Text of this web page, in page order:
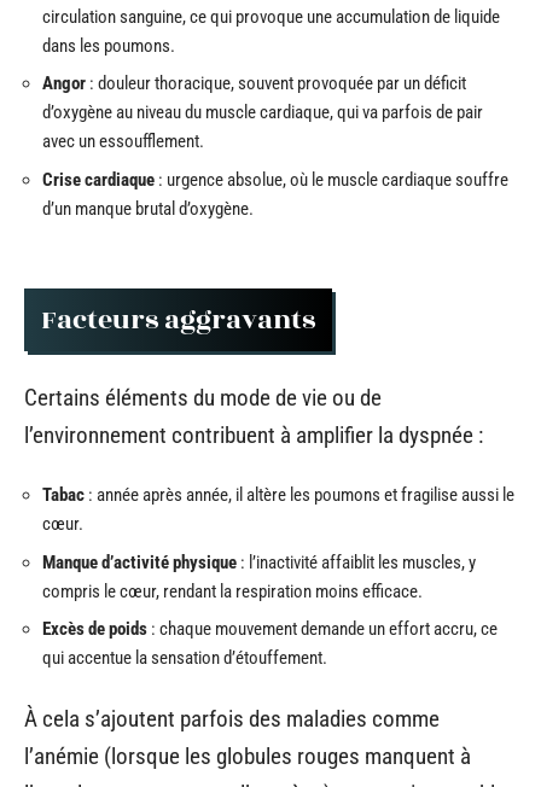
circulation sanguine, ce qui provoque une accumulation de liquide
dans les poumons.
Angor : douleur thoracique, souvent provoquée par un déficit
d’oxygène au niveau du muscle cardiaque, qui va parfois de pair
avec un essoufflement.
Crise cardiaque : urgence absolue, où le muscle cardiaque souffre
d’un manque brutal d’oxygène.
Facteurs aggravants
Certains éléments du mode de vie ou de
l’environnement contribuent à amplifier la dyspnée :
Tabac : année après année, il altère les poumons et fragilise aussi le
cœur.
Manque d’activité physique : l’inactivité affaiblit les muscles, y
compris le cœur, rendant la respiration moins efficace.
Excès de poids : chaque mouvement demande un effort accru, ce
qui accentue la sensation d’étouffement.
À cela s’ajoutent parfois des maladies comme
l’anémie (lorsque les globules rouges manquent à